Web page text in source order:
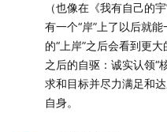
导师太“push”怎么办
自我决定理论 Self-
性、能灵感、归属感
（也像在《我有自己的
有一个“岸”上了以后就
的“上岸”之后会看到更
之后的自驱：诚实认领“
求和目标并尽力满足和
自身。